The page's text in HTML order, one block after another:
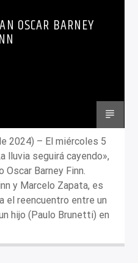
OSCAR BARNEY
2024) – El miércoles 5
lluvia seguirá cayendo»,
Oscar Barney Finn.
y Marcelo Zapata, es
el reencuentro entre un
hijo (Paulo Brunetti) en